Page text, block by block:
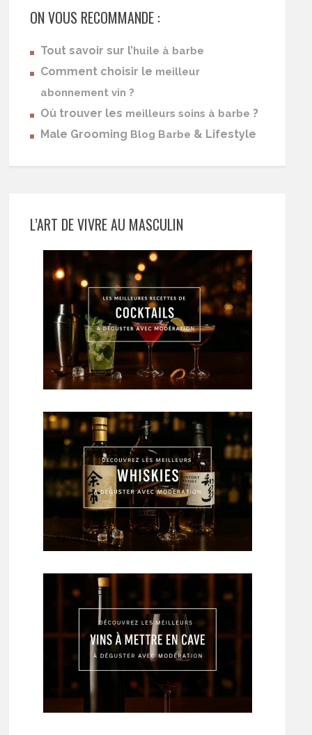
ON VOUS RECOMMANDE :
Tout savoir sur l’huile à barbe
Comment choisir le meilleur
abonnement vin ?
Où trouver les meilleurs soins à barbe ?
Male Grooming Blog Barbe & Lifestyle
L’ART DE VIVRE AU MASCULIN